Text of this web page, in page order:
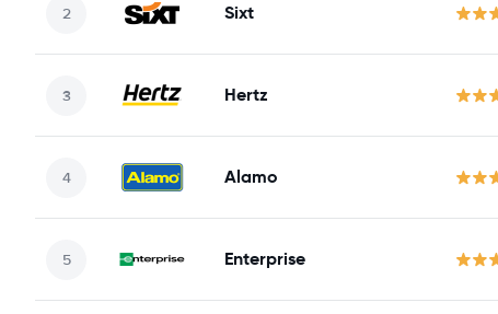
Sixt
Hertz
Alamo
Enterprise